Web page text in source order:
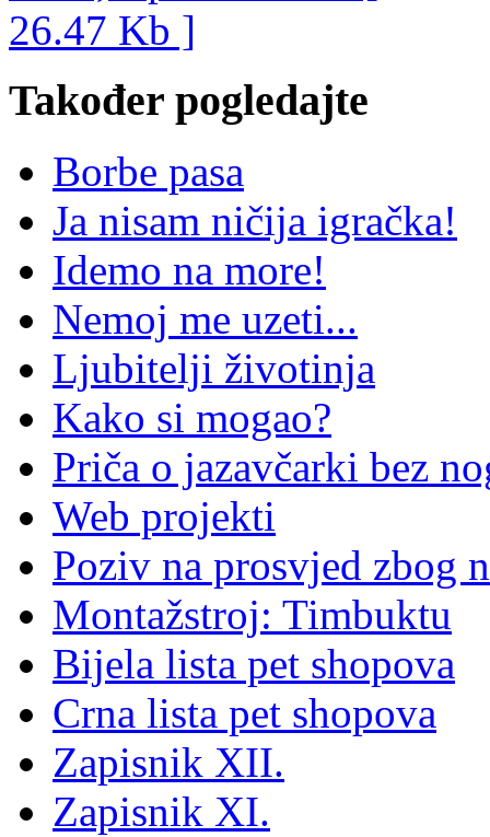
Također pogledajte
Borbe pasa
Ja nisam ničija igračka!
Idemo na more!
Nemoj me uzeti...
Ljubitelji životinja
Kako si mogao?
Priča o jazavčarki bez
Web projekti
Poziv na prosvjed zbog
Montažstroj: Timbuktu
Bijela lista pet shopova
Crna lista pet shopova
Zapisnik XII.
Zapisnik XI.